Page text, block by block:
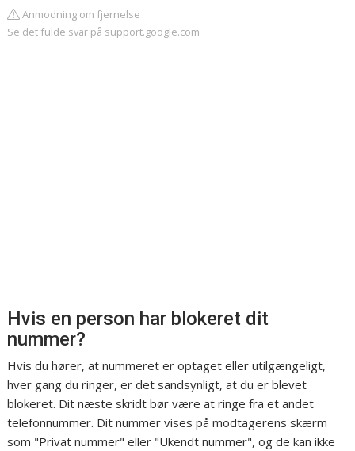
Anmodning om fjernelse
Se det fulde svar på support.google.com
Hvis en person har blokeret dit
nummer?
Hvis du hører, at nummeret er optaget eller utilgængeligt,
hver gang du ringer, er det sandsynligt, at du er blevet
blokeret. Dit næste skridt bør være at ringe fra et andet
telefonnummer. Dit nummer vises på modtagerens skærm
som "Privat nummer" eller "Ukendt nummer", og de kan ikke